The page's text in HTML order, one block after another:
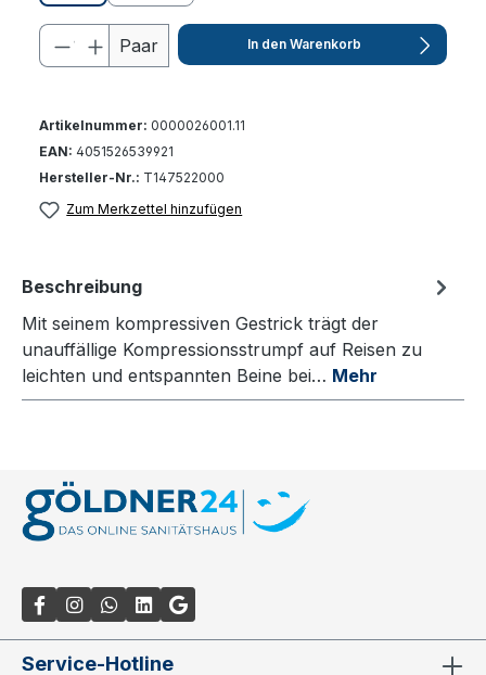
Paar In den Warenkorb
Artikelnummer: 0000026001.11
EAN: 4051526539921
Hersteller-Nr.: T147522000
Zum Merkzettel hinzufügen
Beschreibung
Mit seinem kompressiven Gestrick trägt der
unauffällige Kompressionsstrumpf auf Reisen zu
leichten und entspannten Beine bei… Mehr
Service-Hotline